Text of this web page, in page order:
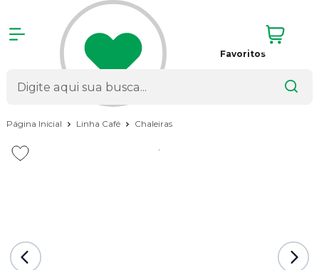
Favoritos
Página Inicial Linha Café Chaleiras